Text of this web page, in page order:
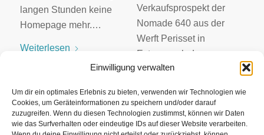
Einwilligung verwalten
Um dir ein optimales Erlebnis zu bieten, verwenden wir Technologien wie
Cookies, um Geräteinformationen zu speichern und/oder darauf
zuzugreifen. Wenn du diesen Technologien zustimmst, können wir Daten
wie das Surfverhalten oder eindeutige IDs auf dieser Website verarbeiten.
langen Stunden keine
Homepage mehr.…
Weiterlesen
Verkaufsprospekt der
Nomade 640 aus der
Werft Perisset in
Estavayer-le-Lac…
17. August 2007
0 Kommentare